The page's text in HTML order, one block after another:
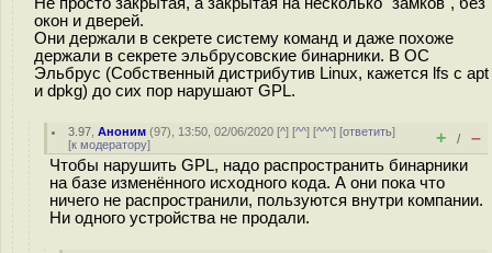
окон и дверей.
Они держали в секрете систему команд и даже похоже
держали в секрете эльбрусовские бинарники. В ОС
Эльбрус (Собственный дистрибутив Linux, кажется lfs с apt
и dpkg) до сих пор нарушают GPL.
3.97 ,Аноним (97), 13:50, 02/06/2020 [^] [^^] [^^^] [ответить]
[к модератору] + / –
Чтобы нарушить GPL, надо распространить бинарники
на базе изменённого исходного кода. А они пока что
ничего не распространили, пользуются внутри компании.
Ни одного устройства не продали.